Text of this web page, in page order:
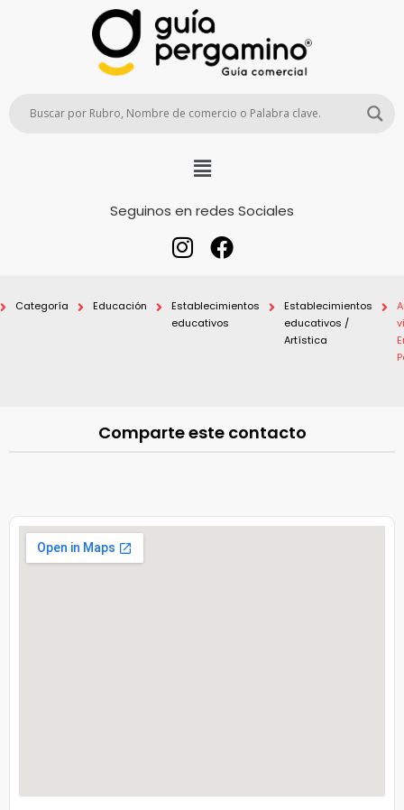
Seguinos en redes Sociales
Categoría Educación
Establecimientos
educativos
Establecimientos
educativos /
Artística
Comparte este contacto